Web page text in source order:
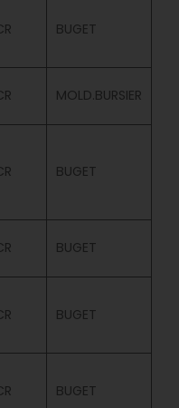
BUGET
MOLD.BURSIER
BUGET
BUGET
BUGET
BUGET